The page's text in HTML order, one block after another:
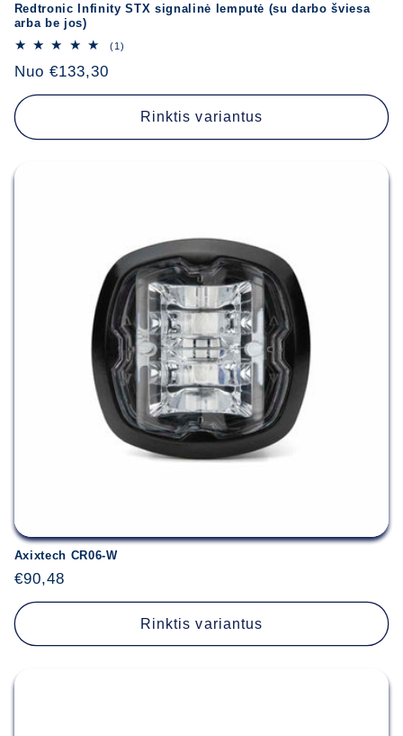
Redtronic Infinity STX signalinė lemputė (su darbo šviesa
arba be jos)
(1)
Įprasta
kaina
Nuo €133,30
Rinktis variantus
Axixtech CR06-W
Įprasta
kaina
€90,48
Rinktis variantus